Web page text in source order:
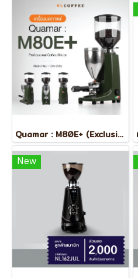
Quamar : M80E+ (Exclusive Color)
New